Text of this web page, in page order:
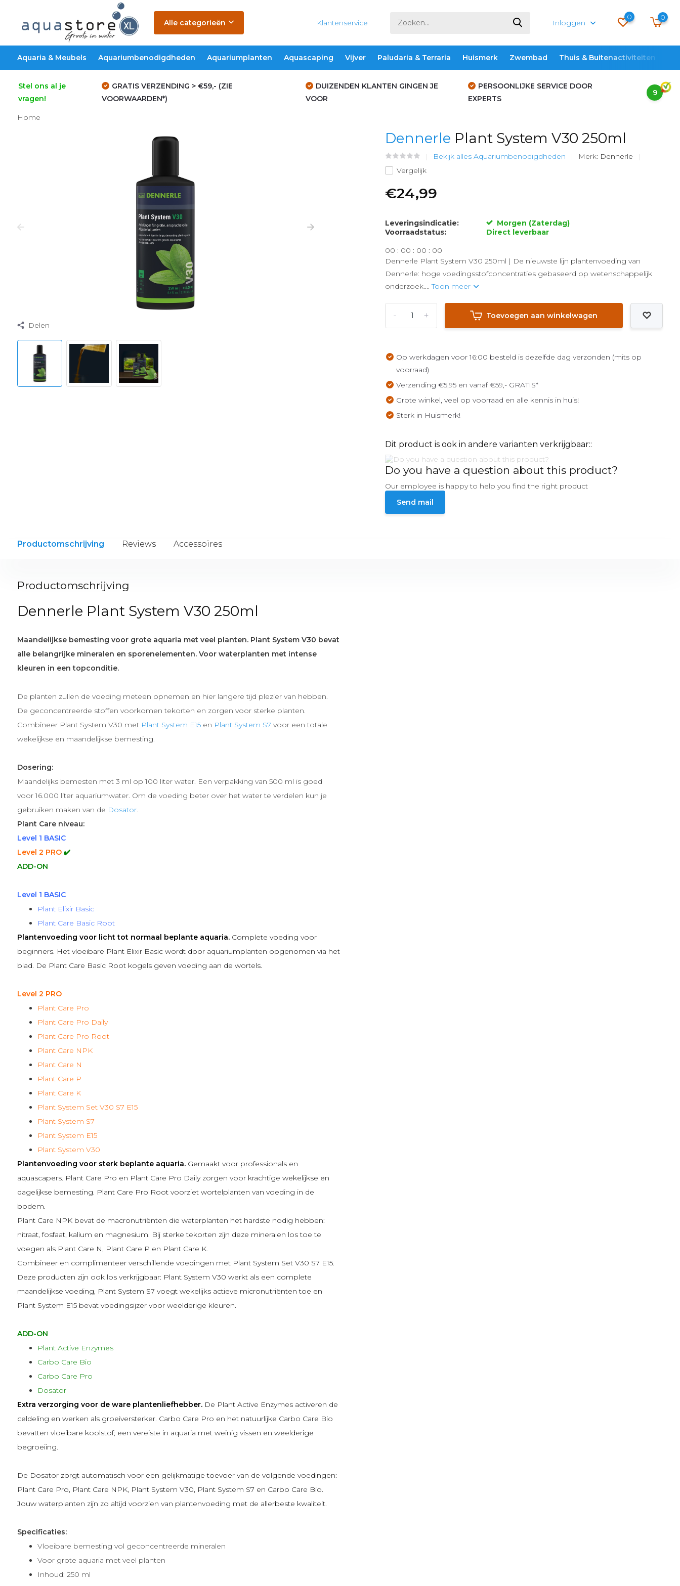
Alle categorieën Klantenservice Inloggen
0 0
Aquaria & Meubels Aquariumbenodigdheden Aquariumplanten Aquascaping Vijver Paludaria & Terraria Huismerk Zwembad Thuis & Buitenactiviteiten
Stel ons al je
vragen!
GRATIS VERZENDING > €59,- (ZIE
VOORWAARDEN*)
DUIZENDEN KLANTEN GINGEN JE
VOOR
PERSOONLIJKE SERVICE DOOR
EXPERTS
9
Home
Delen
Dennerle Plant System V30 250ml
Bekijk alles Aquariumbenodigdheden Merk: Dennerle
Vergelijk
€24,99
Leveringsindicatie:
Morgen (Zaterdag)
Voorraadstatus:
Direct leverbaar
00 : 00 : 00 : 00
Dennerle Plant System V30 250ml | De nieuwste lijn plantenvoeding van
Dennerle: hoge voedingsstofconcentraties gebaseerd op wetenschappelijk
onderzoek....Toon meer
+
- Toevoegen aan winkelwagen
Op werkdagen voor 16:00 besteld is dezelfde dag verzonden (mits op
voorraad)
Verzending €5,95 en vanaf €59,- GRATIS*
Grote winkel, veel op voorraad en alle kennis in huis!
Sterk in Huismerk!
Dit product is ook in andere varianten verkrijgbaar::
Do you have a question about this product?
Our employee is happy to help you find the right product
Send mail
Productomschrijving Reviews Accessoires
Productomschrijving
Dennerle Plant System V30 250ml
Maandelijkse bemesting voor grote aquaria met veel planten. Plant System V30 bevat
alle belangrijke mineralen en sporenelementen. Voor waterplanten met intense
kleuren in een topconditie.
De planten zullen de voeding meteen opnemen en hier langere tijd plezier van hebben.
De geconcentreerde stoffen voorkomen tekorten en zorgen voor sterke planten.
Combineer Plant System V30 met Plant System E15en Plant System S7 voor een totale
wekelijkse en maandelijkse bemesting.
Dosering:
Maandelijks bemesten met 3 ml op 100 liter water. Een verpakking van 500 ml is goed
voor 16.000 liter aquariumwater. Om de voeding beter over het water te verdelen kun je
gebruiken maken van de Dosator.
Plant Care niveau:
Level 1 BASIC
Level 2 PRO ✔️
ADD-ON
Level 1 BASIC
Plant Elixir Basic
Plant Care Basic Root
Plantenvoeding voor licht tot normaal beplante aquaria. Complete voeding voor
beginners. Het vloeibare Plant Elixir Basicwordt door aquariumplanten opgenomen via het
blad. De Plant Care Basic Rootkogels geven voeding aan de wortels.
Level 2 PRO
Plant Care Pro
Plant Care Pro Daily
Plant Care Pro Root
Plant Care NPK
Plant Care N
Plant Care P
Plant Care K
Plant System Set V30 S7 E15
Plant System S7
Plant System E15
Plant System V30
Plantenvoeding voor sterk beplante aquaria. Gemaakt voor professionals en
aquascapers. Plant Care Pro en Plant Care Pro Dailyzorgen voor krachtige wekelijkse en
dagelijkse bemesting. Plant Care Pro Rootvoorziet wortelplanten van voeding in de
bodem.
Plant Care NPKbevat de macronutriënten die waterplanten het hardste nodig hebben:
nitraat, fosfaat, kalium en magnesium. Bij sterke tekorten zijn deze mineralen los toe te
voegen als Plant Care N, Plant Care P en Plant Care K.
Combineer en complimenteer verschillende voedingen met Plant System Set V30 S7 E15.
Deze producten zijn ook los verkrijgbaar: Plant System V30 werkt als een complete
maandelijkse voeding, Plant System S7 voegt wekelijks actieve micronutriënten toe en
Plant System E15bevat voedingsijzer voor weelderige kleuren.
ADD-ON
Plant Active Enzymes
Carbo Care Bio
Carbo Care Pro
Dosator
Extra verzorging voor de ware plantenliefhebber. De Plant Active Enzymesactiveren de
celdeling en werken als groeiversterker. Carbo Care Pro en het natuurlijke Carbo Care Bio
bevatten vloeibare koolstof; een vereiste in aquaria met weinig vissen en weelderige
begroeiing.
De Dosatorzorgt automatisch voor een gelijkmatige toevoer van de volgende voedingen:
Plant Care Pro, Plant Care NPK, Plant System V30, Plant System S7 en Carbo Care Bio.
Jouw waterplanten zijn zo altijd voorzien van plantenvoeding met de allerbeste kwaliteit.
Specificaties:
Vloeibare bemesting vol geconcentreerde mineralen
Voor grote aquaria met veel planten
Inhoud: 250 ml